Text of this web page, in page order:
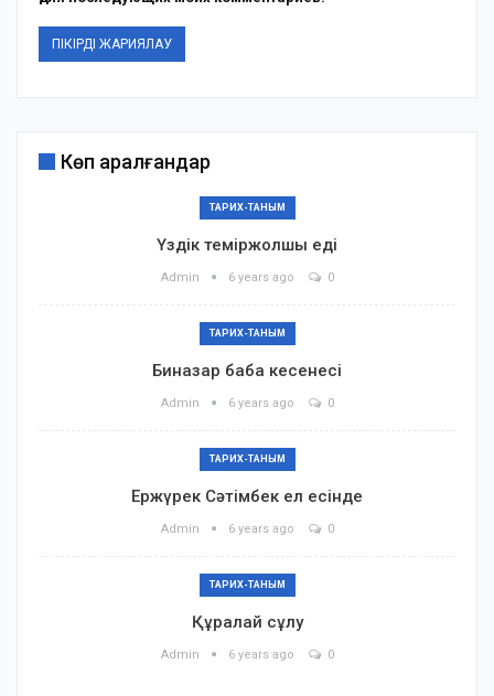
Көп қаралғандар
ТАРИХ-ТАНЫМ
Үздік теміржолшы еді
Admin 6 years ago 0
ТАРИХ-ТАНЫМ
Биназар баба кесенесі
Admin 6 years ago 0
ТАРИХ-ТАНЫМ
Ержүрек Сәтімбек ел есінде
Admin 6 years ago 0
ТАРИХ-ТАНЫМ
Құралай сұлу
Admin 6 years ago 0